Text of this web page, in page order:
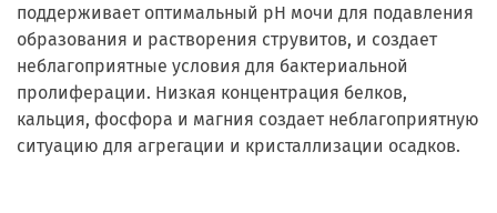
поддерживает оптимальный рН мочи для подавления
образования и растворения струвитов, и создает
неблагоприятные условия для бактериальной
пролиферации. Низкая концентрация белков,
кальция, фосфора и магния создает неблагоприятную
ситуацию для агрегации и кристаллизации осадков.